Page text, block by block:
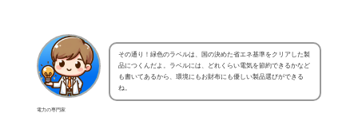
電力の専門家
その通り！緑色のラベルは、国の決めた省エネ基準をクリアした製
品につくんだよ。ラベルには、どれくらい電気を節約できるかなど
も書いてあるから、環境にもお財布にも優しい製品選びができる
ね。